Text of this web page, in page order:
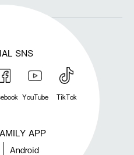
SNS
YouTube TikTok
APP
Android